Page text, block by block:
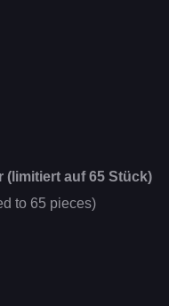
(limitiert auf 65 Stück)
to 65 pieces)